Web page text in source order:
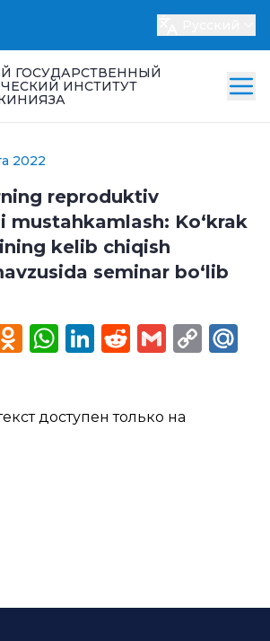
ГОСУДАРСТВЕННЫЙ
ИНСТИТУТ
2022
reproduktiv
mustahkamlash: Koʻkrak
kelib chiqish
seminar boʻlib
Odnoklassniki
WhatsApp
LinkedIn
Reddit
Gmail
доступен только на